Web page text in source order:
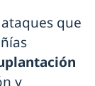
que
y